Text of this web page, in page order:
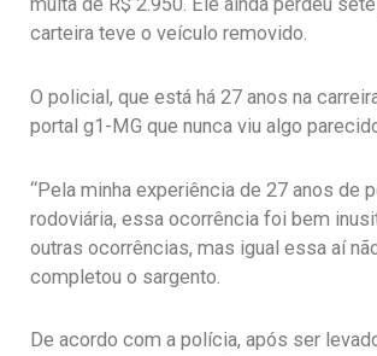
carteira teve o veículo removido.
O policial, que está há 27 anos na
portal g1-MG que nunca viu algo
“Pela minha experiência de 27 anos de
rodoviária, essa ocorrência foi bem
outras ocorrências, mas igual essa aí
completou o sargento.
De acordo com a polícia, após ser